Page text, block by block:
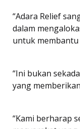
“Adara Relief
dalam
untuk membantu
“Ini bukan
yang
“Kami berharap